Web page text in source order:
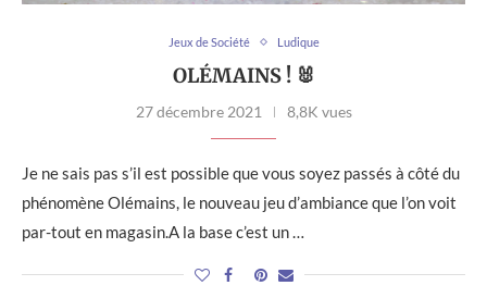
Jeux de Société Ludique
OLÉMAINS ! 🐰
27 décembre 2021 8,8K vues
Je ne sais pas s’il est possible que vous soyez passés à côté du
phénomène Olémains, le nouveau jeu d’ambiance que l’on voit
par-tout en magasin.A la base c’est un …